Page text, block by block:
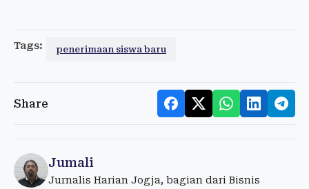
Tags: penerimaan siswa baru
Share
Jumali
Jurnalis Harian Jogja, bagian dari Bisnis